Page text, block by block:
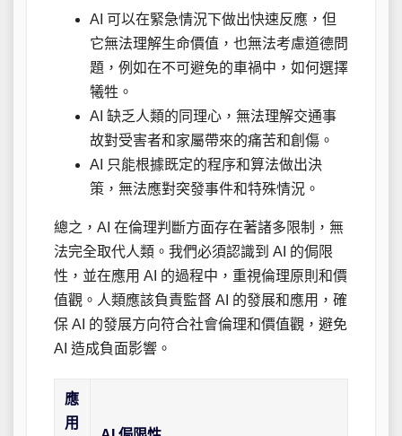
AI 可以在緊急情況下做出快速反應，但
它無法理解生命價值，也無法考慮道德問
題，例如在不可避免的車禍中，如何選擇
犧牲。
AI 缺乏人類的同理心，無法理解交通事
故對受害者和家屬帶來的痛苦和創傷。
AI 只能根據既定的程序和算法做出決
策，無法應對突發事件和特殊情況。
總之，AI 在倫理判斷方面存在著諸多限制，無
法完全取代人類。我們必須認識到 AI 的侷限
性，並在應用 AI 的過程中，重視倫理原則和價
值觀。人類應該負責監督 AI 的發展和應用，確
保 AI 的發展方向符合社會倫理和價值觀，避免
AI 造成負面影響。
應
用